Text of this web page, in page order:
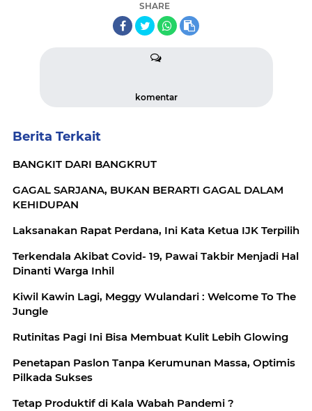
SHARE
komentar
Berita Terkait
BANGKIT DARI BANGKRUT
GAGAL SARJANA, BUKAN BERARTI GAGAL DALAM
KEHIDUPAN
Laksanakan Rapat Perdana, Ini Kata Ketua IJK Terpilih
Terkendala Akibat Covid- 19, Pawai Takbir Menjadi Hal
Dinanti Warga Inhil
Kiwil Kawin Lagi, Meggy Wulandari : Welcome To The
Jungle
Rutinitas Pagi Ini Bisa Membuat Kulit Lebih Glowing
Penetapan Paslon Tanpa Kerumunan Massa, Optimis
Pilkada Sukses
Tetap Produktif di Kala Wabah Pandemi ?